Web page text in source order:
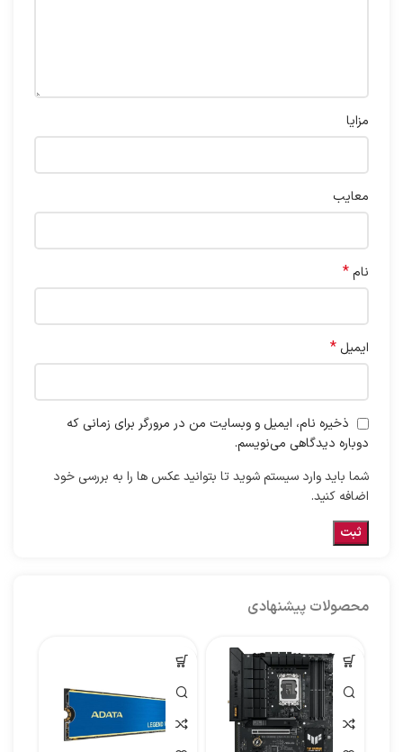
مزایا
معایب
نام*
ایمیل *
ذخیره نام، ایمیل و وبسایت من در مرورگر برای زمانی که
دوباره دیدگاهی می‌نویسم.
شما باید وارد سیستم شوید تا بتوانید عکس ها را به بررسی خود
اضافه کنید.
محصولات پیشنهادی